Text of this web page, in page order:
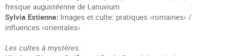
fresque augustéenne de Lanuvium
Sylvia Estienne: Images et culte: pratiques ‹romaines› /
influences ‹orientales›
Les cultes à mystères: